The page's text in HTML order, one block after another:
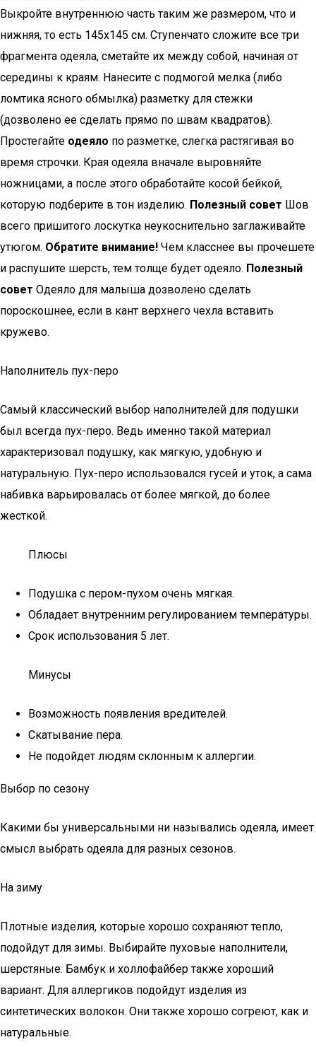
Выкройте внутреннюю часть таким же размером, что и
нижняя, то есть 145х145 см. Ступенчато сложите все три
фрагмента одеяла, сметайте их между собой, начиная от
середины к краям. Нанесите с подмогой мелка (либо
ломтика ясного обмылка) разметку для стежки
(дозволено ее сделать прямо по швам квадратов).
Простегайте одеяло по разметке, слегка растягивая во
время строчки. Края одеяла вначале выровняйте
ножницами, а после этого обработайте косой бейкой,
которую подберите в тон изделию. Полезный совет Шов
всего пришитого лоскутка неукоснительно заглаживайте
утюгом. Обратите внимание! Чем класснее вы прочешете
и распушите шерсть, тем толще будет одеяло. Полезный
совет Одеяло для малыша дозволено сделать
пороскошнее, если в кант верхнего чехла вставить
кружево.
Наполнитель пух-перо
Самый классический выбор наполнителей для подушки
был всегда пух-перо. Ведь именно такой материал
характеризовал подушку, как мягкую, удобную и
натуральную. Пух-перо использовался гусей и уток, а сама
набивка варьировалась от более мягкой, до более
жесткой.
Плюсы
Подушка с пером-пухом очень мягкая.
Обладает внутренним регулированием температуры.
Срок использования 5 лет.
Минусы
Возможность появления вредителей.
Скатывание пера.
Не подойдет людям склонным к аллергии.
Выбор по сезону
Какими бы универсальными ни назывались одеяла, имеет
смысл выбрать одеяла для разных сезонов.
На зиму
Плотные изделия, которые хорошо сохраняют тепло,
подойдут для зимы. Выбирайте пуховые наполнители,
шерстяные. Бамбук и холлофайбер также хороший
вариант. Для аллергиков подойдут изделия из
синтетических волокон. Они также хорошо согреют, как и
натуральные.